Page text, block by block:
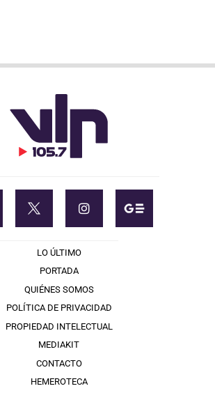
LO ÚLTIMO
PORTADA
QUIÉNES SOMOS
POLÍTICA DE PRIVACIDAD
PROPIEDAD INTELECTUAL
MEDIAKIT
CONTACTO
HEMEROTECA